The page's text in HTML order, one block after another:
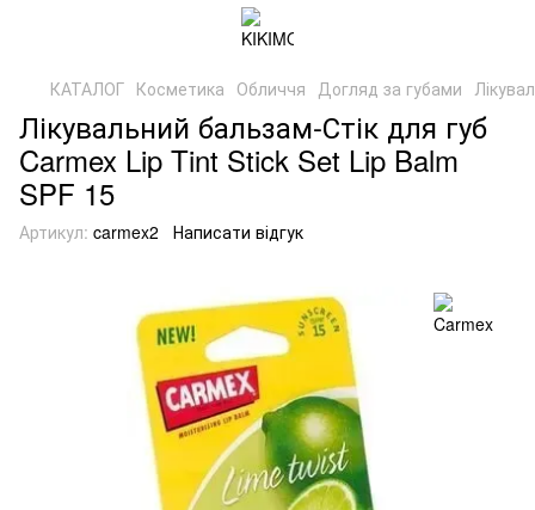
КАТАЛОГ Косметика Обличчя Догляд за губами
Лікувальний бальзам-Стік для губ
Carmex Lip Tint Stick Set Lip Balm
SPF 15
Артикул: carmex2 Написати відгук